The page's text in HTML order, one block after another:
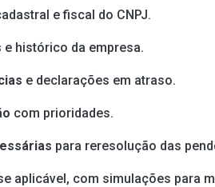
e fiscal do CNPJ.
e histórico da empresa.
e declarações em atraso.
com prioridades.
para reresolução das
aplicável, com simulações para